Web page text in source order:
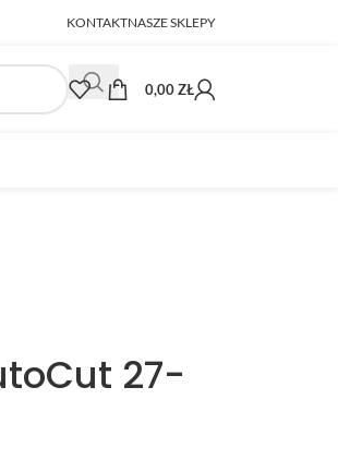
KONTAKTNASZE SKLEPY
0,00ZŁ
27-